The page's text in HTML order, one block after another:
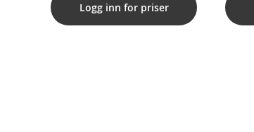
Logg inn for priser